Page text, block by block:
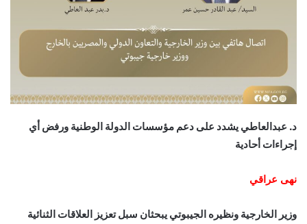
د. عبدالعاطي يشدد على دعم مؤسسات الدولة الوطنية ورفض أي
إجراءات أحادية
نهى عراقي
وزير الخارجية ونظيره الجيبوتي يبحثان سبل تعزيز العلاقات الثنائية